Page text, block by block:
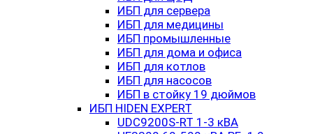
ИБП для сервера
ИБП для медицины
ИБП промышленные
ИБП для дома и офиса
ИБП для котлов
ИБП для насосов
ИБП в стойку 19 дюймов
ИБП HIDEN EXPERT
UDC9200S-RT 1-3 кВА